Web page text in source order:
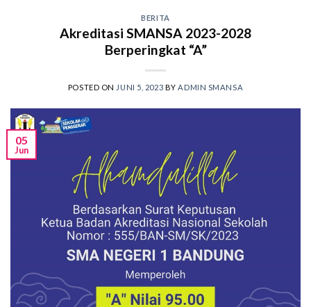
BERITA
Akreditasi SMANSA 2023-2028
Berperingkat “A”
POSTED ON JUNI 5, 2023 BYADMIN SMANSA
05
Jun